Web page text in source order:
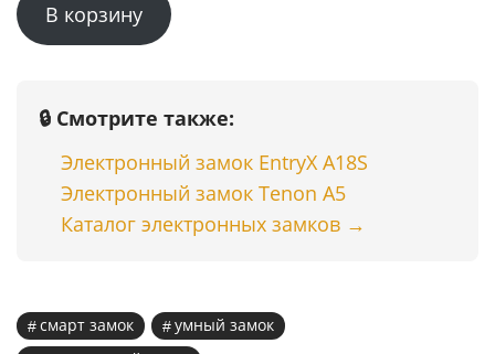
составляла
75500 ₸.
59999 ₸.
В корзину
🔒 Смотрите также:
Электронный замок EntryX A18S
Электронный замок Tenon A5
Каталог электронных замков →
смарт замок
умный замок